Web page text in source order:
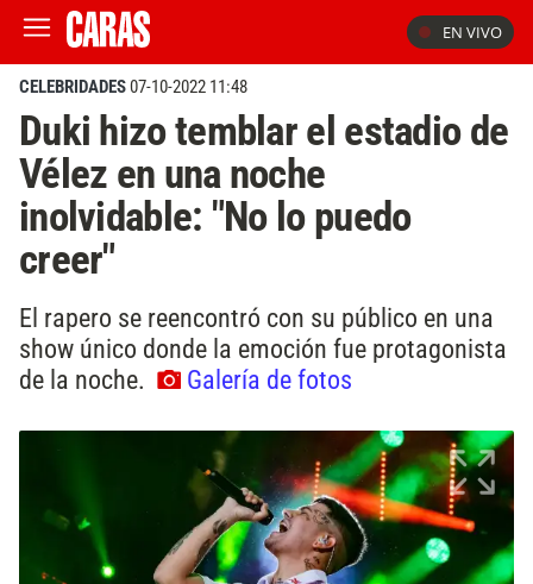
EN VIVO
CELEBRIDADES07-10-2022 11:48
Duki hizo temblar el estadio de
Vélez en una noche
inolvidable: "No lo puedo
creer"
El rapero se reencontró con su público en una
show único donde la emoción fue protagonista
de la noche.
Galería de fotos